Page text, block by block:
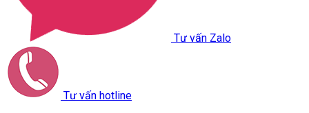
Tư vấn Zalo
Tư vấn hotline